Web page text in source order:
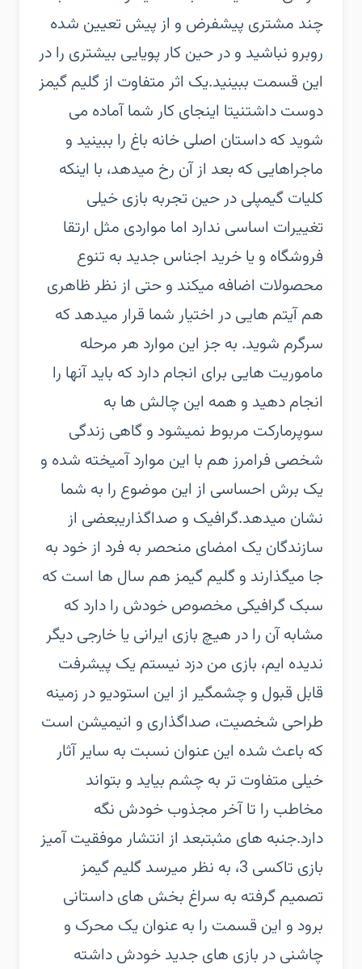
چند مشتری پیشفرض و از پیش تعیین شده
روبرو نباشید و در حین کار پویایی بیشتری را در
این قسمت ببینید.یک اثر متفاوت از گلیم گیمز
دوست داشتنیتا اینجای کار شما آماده می
شوید که داستان اصلی خانه باغ را ببینید و
ماجراهایی که بعد از آن رخ میدهد، با اینکه
کلیات گیمپلی در حین تجربه بازی خیلی
تغییرات اساسی ندارد اما مواردی مثل ارتقا
فروشگاه و یا خرید اجناس جدید به تنوع
محصولات اضافه میکند و حتی از نظر ظاهری
هم آیتم هایی در اختیار شما قرار میدهد که
سرگرم شوید. به جز این موارد هر مرحله
ماموریت هایی برای انجام دارد که باید آنها را
انجام دهید و همه این چالش ها به
سوپرمارکت مربوط نمیشود و گاهی زندگی
شخصی فرامرز هم با این موارد آمیخته شده و
یک برش احساسی از این موضوع را به شما
نشان میدهد.گرافیک و صداگذاریبعضی از
سازندگان یک امضای منحصر به فرد از خود به
جا میگذارند و گلیم گیمز هم سال ها است که
سبک گرافیکی مخصوص خودش را دارد که
مشابه آن را در هیچ بازی ایرانی یا خارجی دیگر
ندیده ایم، بازی من دزد نیستم یک پیشرفت
قابل قبول و چشمگیر از این استودیو در زمینه
طراحی شخصیت، صداگذاری و انیمیشن است
که باعث شده این عنوان نسبت به سایر آثار
خیلی متفاوت تر به چشم بیاید و بتواند
مخاطب را تا آخر مجذوب خودش نگه
دارد.جنبه های مثبتبعد از انتشار موفقیت آمیز
بازی تاکسی 3، به نظر میرسد گلیم گیمز
تصمیم گرفته به سراغ بخش های داستانی
برود و این قسمت را به عنوان یک محرک و
چاشنی در بازی های جدید خودش داشته